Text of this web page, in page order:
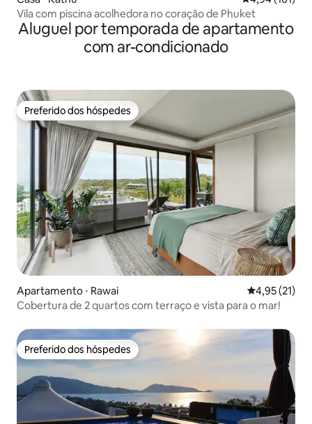
Vila com piscina acolhedora no coração de Phuket
Aluguel por temporada de apartamento
com ar-condicionado
Preferido dos hóspedes
Preferido dos hóspedes
Apartamento ⋅ Rawai 4,95 de uma
4,95 (21)
Cobertura de 2 quartos com terraço e vista para o mar!
Preferido dos hóspedes
Preferido dos hóspedes